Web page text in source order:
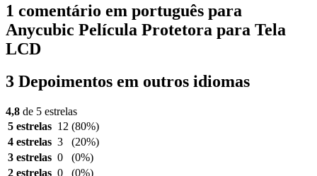
1 comentário em português para
Anycubic Película Protetora para Tela
LCD
3 Depoimentos em outros idiomas
4,8 de 5 estrelas
5 estrelas 12 (80%)
4 estrelas 3
(20%)
3 estrelas 0
(0%)
2 estrelas 0
(0%)